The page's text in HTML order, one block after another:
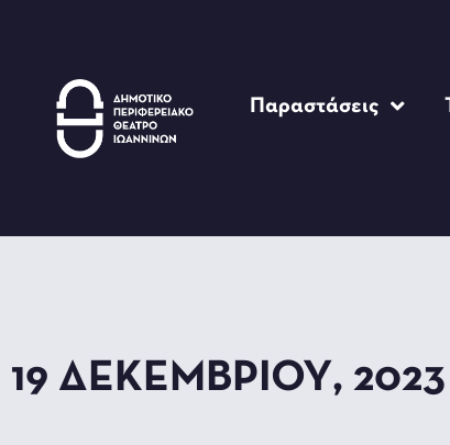
Παραστάσεις
19 ΔΕΚΕΜΒΡΊΟΥ, 2023